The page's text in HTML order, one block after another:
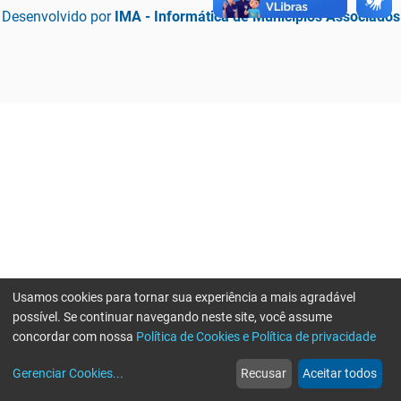
Desenvolvido por IMA - Informática de Municípios Associados
web
Notícias
more_horiz
Mais
Usamos cookies para tornar sua experiência a mais agradável
possível. Se continuar navegando neste site, você assume
concordar com nossa Política de Cookies e Política de privacidade
Gerenciar Cookies... Recusar Aceitar todos
Erro ao enviar informações, por favor tente novamente